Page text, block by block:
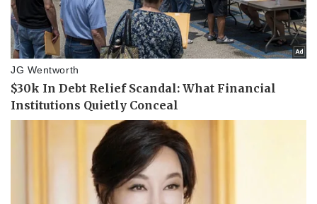
Thể thao
Bóng đá
Lịch thi đấu bóng đá
Thế giới thể thao
Hậu trường
Ô tô - Xe máy
Ô tô
Tư vấn